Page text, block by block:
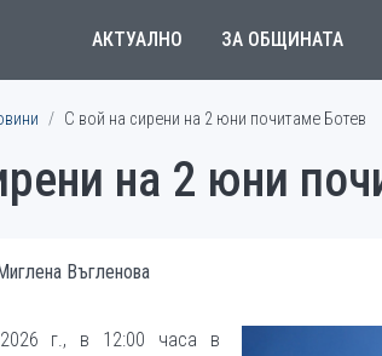
АКТУАЛНО ЗА ОБЩИНАТА
С вой на сирени на 2 юни почитаме Ботев
на 2 юни
Въгленова
г., в 12:00 часа в